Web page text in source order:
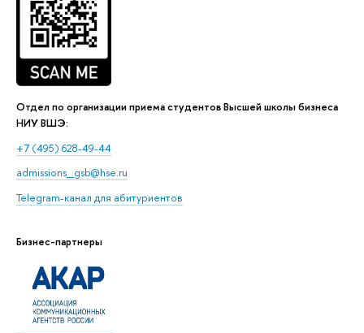
Отдел по организации приема студентов Высшей школы бизнеса
НИУ ВШЭ:
+7 (495) 628-49-44
admissions_gsb@hse.ru
Telegram-канал для абитуриентов
Бизнес-партнеры